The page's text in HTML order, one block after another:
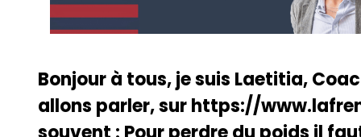
Bonjour à tous, je suis Laetitia,
allons parler, sur https://